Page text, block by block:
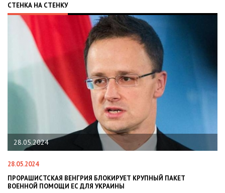
СТЕНКА НА СТЕНКУ
28.05.2024
28.05.2024
ПРОРАШИСТСКАЯ ВЕНГРИЯ БЛОКИРУЕТ КРУПНЫЙ ПАКЕТ
ВОЕННОЙ ПОМОЩИ ЕС ДЛЯ УКРАИНЫ